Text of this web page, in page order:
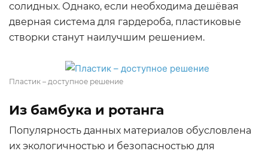
солидных. Однако, если необходима дешёвая
дверная система для гардероба, пластиковые
створки станут наилучшим решением.
Пластик – доступное решение
Из бамбука и ротанга
Популярность данных материалов обусловлена
их экологичностью и безопасностью для